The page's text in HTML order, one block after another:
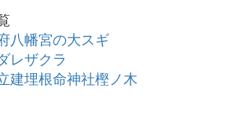
八幡宮の大スギ
レザクラ
建埋根命神社樫ノ木